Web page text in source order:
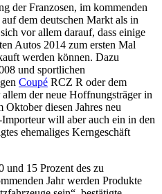
der Franzosen, im kommenden
dem deutschen Markt als in
vor allem darauf, dass einige
Autos 2014 zum ersten Mal
werden können. Dazu
und sportlichen
Coupé RCZ R oder dem
der neue Hoffnungsträger in
diesen Jahres neu
will aber auch ein in den
ehemaliges Kerngeschäft
und 15 Prozent des zu
Jahr werden Produkte